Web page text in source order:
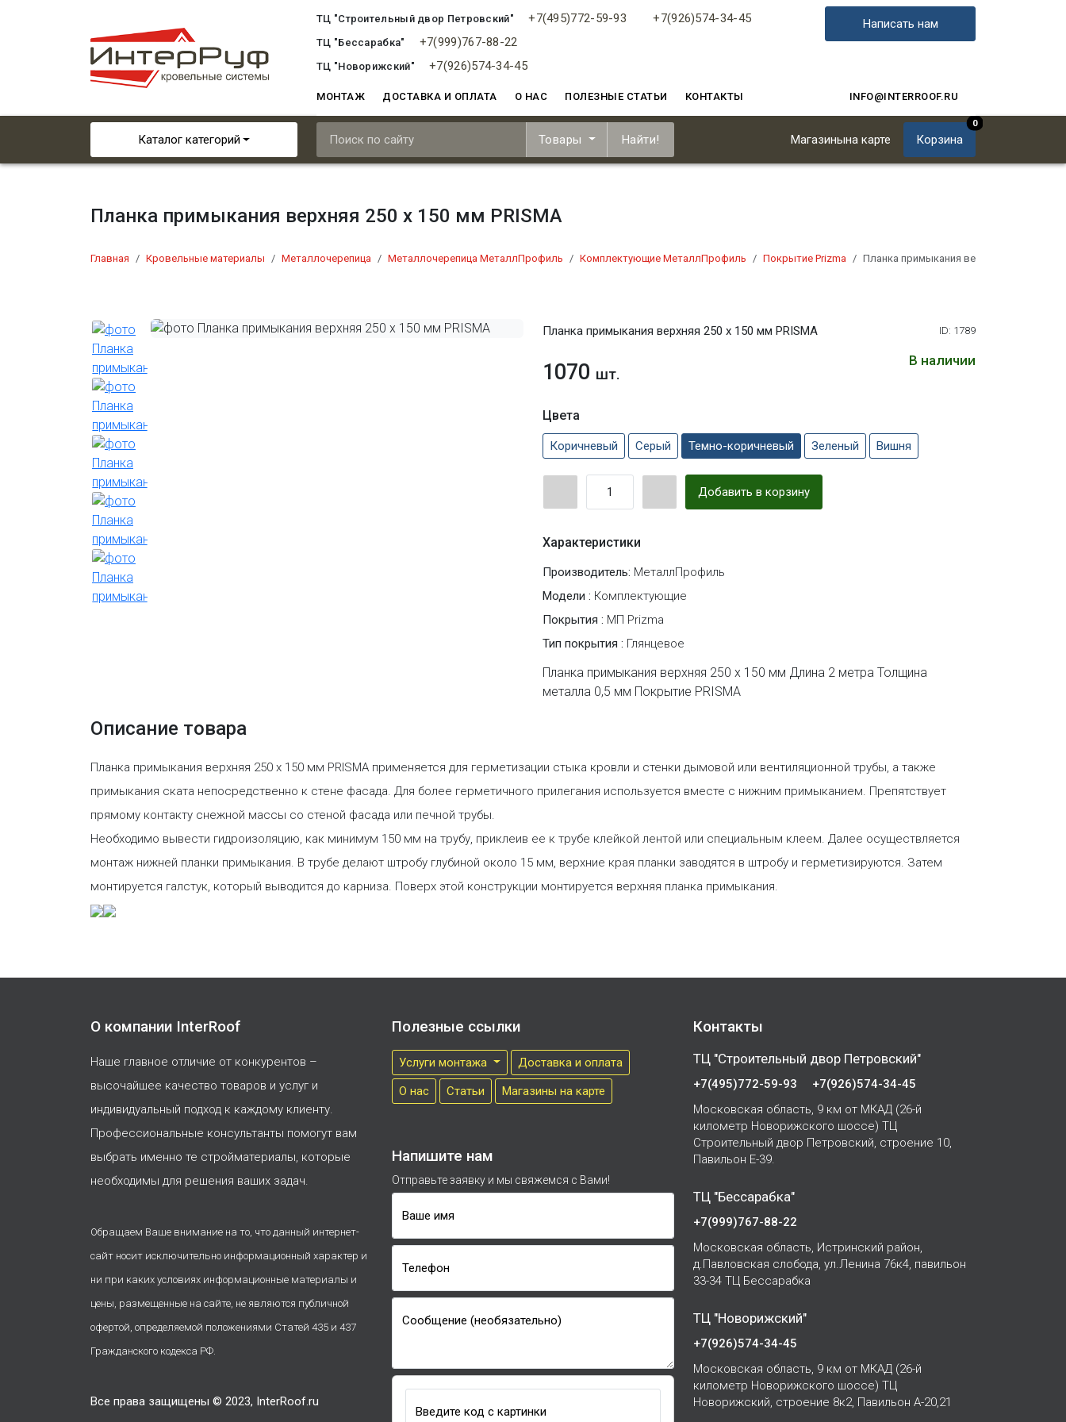
ТЦ "Строительный двор Петровский" +7(495)772-59-93 +7(926)574-34-45
ТЦ "Бессарабка" +7(999)767-88-22
ТЦ "Новорижский" +7(926)574-34-45
Написать нам
МОНТАЖ ДОСТАВКА И ОПЛАТА О НАС ПОЛЕЗНЫЕ СТАТЬИ КОНТАКТЫ INFO@INTERROOF.RU
Каталог категорий Товары Найти! Магазинына карте Корзина
0
Планка примыкания верхняя 250 х 150 мм PRISMA
Главная Кровельные материалы Металлочерепица Металлочерепица МеталлПрофиль Комплектующие МеталлПрофиль Покрытие Prizma Планка примыкания верхняя 250 х 150 мм
Планка примыкания верхняя 250 х 150 мм PRISMA ID: 1789
В наличии
1070 шт.
Цвета
Коричневый Серый Темно-коричневый Зеленый Вишня
Добавить в корзину
Характеристики
Производитель: МеталлПрофиль
Модели : Комплектующие
Покрытия : МП Prizma
Тип покрытия : Глянцевое
Планка примыкания верхняя 250 х 150 мм Длина 2 метра Толщина
металла 0,5 мм Покрытие PRISMA
Описание товара
Планка примыкания верхняя 250 х 150 мм PRISMA применяется для герметизации стыка кровли и стенки дымовой или вентиляционной трубы, а также
примыкания ската непосредственно к стене фасада. Для более герметичного прилегания используется вместе с нижним примыканием. Препятствует
прямому контакту снежной массы со стеной фасада или печной трубы.
Необходимо вывести гидроизоляцию, как минимум 150 мм на трубу, приклеив ее к трубе клейкой лентой или специальным клеем. Далее осуществляется
монтаж нижней планки примыкания. В трубе делают штробу глубиной около 15 мм, верхние края планки заводятся в штробу и герметизируются. Затем
монтируется галстук, который выводится до карниза. Поверх этой конструкции монтируется верхняя планка примыкания.
О компании InterRoof
Наше главное отличие от конкурентов –
высочайшее качество товаров и услуг и
индивидуальный подход к каждому клиенту.
Профессиональные консультанты помогут вам
выбрать именно те стройматериалы, которые
необходимы для решения ваших задач.
Обращаем Ваше внимание на то, что данный интернет-
сайт носит исключительно информационный характер и
ни при каких условиях информационные материалы и
цены, размещенные на сайте, не являются публичной
офертой, определяемой положениями Статей 435 и 437
Гражданского кодекса РФ.
Все права защищены © 2023, InterRoof.ru
Полезные ссылки
Услуги монтажа
Доставка и оплата
О нас
Cтатьи Магазины на карте
Напишите нам
Отправьте заявку и мы свяжемся с Вами!
Ваше имя
Телефон
Сообщение (необязательно)
Введите код с картинки
Контакты
ТЦ "Строительный двор Петровский"
+7(495)772-59-93
+7(926)574-34-45
Московская область, 9 км от МКАД (26-й
километр Новорижского шоссе) ТЦ
Строительный двор Петровский, строение 10,
Павильон Е-39.
ТЦ "Бессарабка"
+7(999)767-88-22
Московская область, Истринский район,
д.Павловская слобода, ул.Ленина 76к4, павильон
33-34 ТЦ Бессарабка
ТЦ "Новорижский"
+7(926)574-34-45
Московская область, 9 км от МКАД (26-й
километр Новорижского шоссе) ТЦ
Новорижский, строение 8к2, Павильон А-20,21